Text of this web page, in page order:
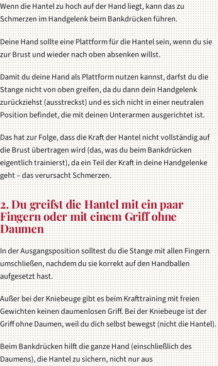
Wenn die Hantel zu hoch auf der Hand liegt, kann das zu
Schmerzen im Handgelenk beim Bankdrücken führen.
Deine Hand sollte eine Plattform für die Hantel sein, wenn du sie
zur Brust und wieder nach oben absenken willst.
Damit du deine Hand als Plattform nutzen kannst, darfst du die
Stange nicht von oben greifen, da du dann dein Handgelenk
zurückziehst (ausstreckst) und es sich nicht in einer neutralen
Position befindet, die mit deinen Unterarmen ausgerichtet ist.
Das hat zur Folge, dass die Kraft der Hantel nicht vollständig auf
die Brust übertragen wird (das, was du beim Bankdrücken
eigentlich trainierst), da ein Teil der Kraft in deine Handgelenke
geht – das verursacht Schmerzen.
2. Du greifst die Hantel mit ein paar
Fingern oder mit einem Griff ohne
Daumen
In der Ausgangsposition solltest du die Stange mit allen Fingern
umschließen, nachdem du sie korrekt auf den Handballen
aufgesetzt hast.
Außer bei der Kniebeuge gibt es beim Krafttraining mit freien
Gewichten keinen daumenlosen Griff. Bei der Kniebeuge ist der
Griff ohne Daumen, weil du dich selbst bewegst (nicht die Hantel).
Beim Bankdrücken hilft die ganze Hand (einschließlich des
Daumens), die Hantel zu sichern, nicht nur aus